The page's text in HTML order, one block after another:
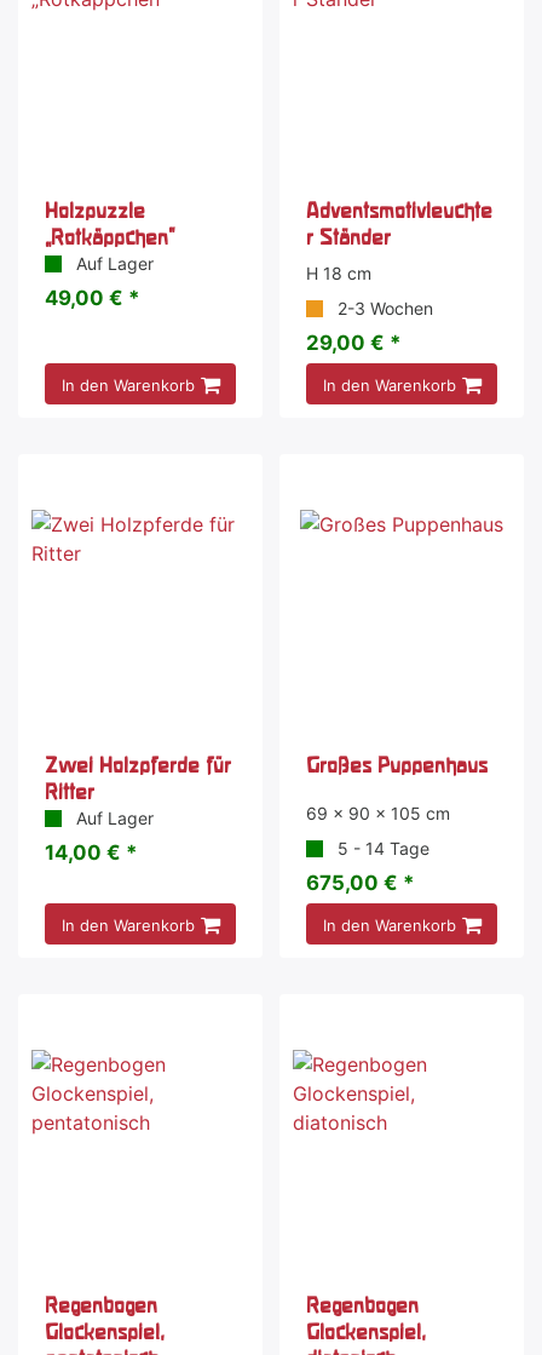
Holzpuzzle
„Rotkäppchen"
Auf Lager
49,00 € *
In den Warenkorb
Adventsmotivleuchte
r Ständer
H 18 cm
2-3 Wochen
29,00 € *
In den Warenkorb
Zwei Holzpferde für
Ritter
Auf Lager
14,00 € *
In den Warenkorb
Großes Puppenhaus
69 x 90 x 105 cm
5 - 14 Tage
675,00 € *
In den Warenkorb
Regenbogen
Glockenspiel,
Regenbogen
Glockenspiel,